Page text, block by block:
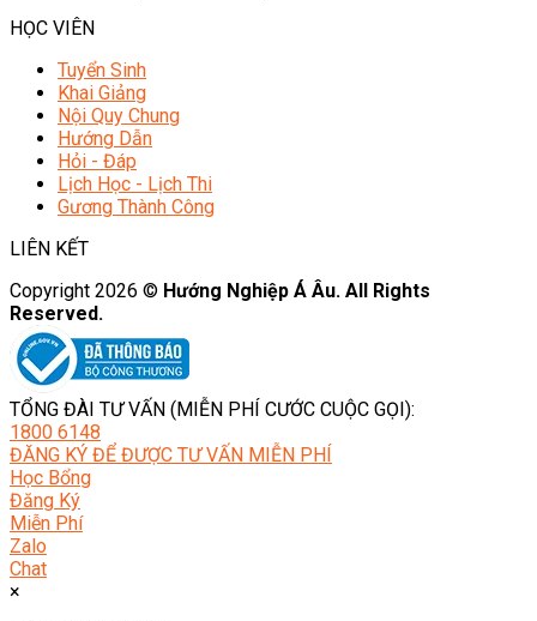
HỌC VIÊN
Tuyển Sinh
Khai Giảng
Nội Quy Chung
Hướng Dẫn
Hỏi - Đáp
Lịch Học - Lịch Thi
Gương Thành Công
LIÊN KẾT
Copyright 2026 © Hướng Nghiệp Á Âu. All Rights
Reserved.
TỔNG ĐÀI TƯ VẤN (MIỄN PHÍ CƯỚC CUỘC GỌI):
1800 6148
ĐĂNG KÝ ĐỂ ĐƯỢC TƯ VẤN MIỄN PHÍ
Học Bổng
Đăng Ký
Miễn Phí
Zalo
Chat
×